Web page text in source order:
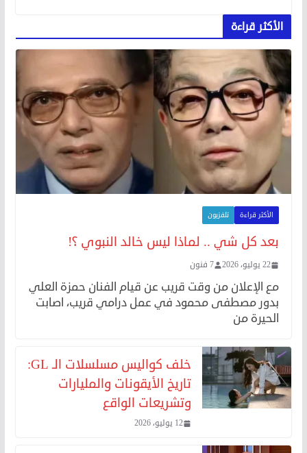
الأكثر قراءة
الأكثر قراءة تلفزيون
بعد كل شي .. لماذا ليس خالد النبوي ؟!
22 يوليو، 2026 7 فنون
مع الإعلان من وقت قريب عن قيام الفنان حمزة العلي
بدور مصطفى محمود في عمل درامي قريب، اصابت
الحيرة من
خلف كواليس مسلسلات الـ GL:
تاريخ الأيقونات والمليارات
وتشريعات الواقع
12 يوليو، 2026